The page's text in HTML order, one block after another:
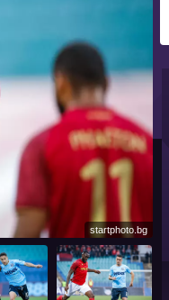
startphoto.bg